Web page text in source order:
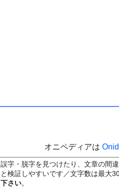
オニペディアは
誤字・脱字を見つけたり、文章の間
と検証しやすいです／文字数は最大
下さい。